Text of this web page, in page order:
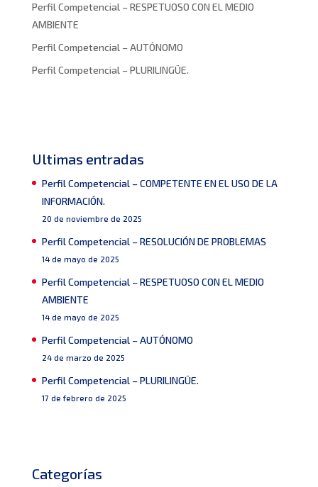
Perfil Competencial – RESPETUOSO CON EL MEDIO
AMBIENTE
Perfil Competencial – AUTÓNOMO
Perfil Competencial – PLURILINGÜE.
Ultimas entradas
Perfil Competencial – COMPETENTE EN EL USO DE LA
INFORMACIÓN.
20 de noviembre de 2025
Perfil Competencial – RESOLUCIÓN DE PROBLEMAS
14 de mayo de 2025
Perfil Competencial – RESPETUOSO CON EL MEDIO
AMBIENTE
14 de mayo de 2025
Perfil Competencial – AUTÓNOMO
24 de marzo de 2025
Perfil Competencial – PLURILINGÜE.
17 de febrero de 2025
Categorías